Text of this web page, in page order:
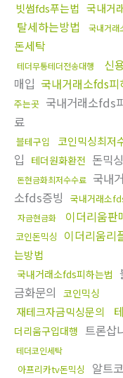
빗썸fds푸는법 국내거
탈세하는방법 국내거래
돈세탁
테더무통테더전송대행 신
매입 국내거래소fds피
주는곳 국내거래소fds
료
블테구입 코인믹싱최저
입 테더원화환전 돈믹
돈현금화최저수수료 국내
소fds증빙
국내거래소
자금현금화 이더리움판
코인돈믹싱 이더리움리
는방법
국내거래소fds피하는법
금화문의 코인믹싱
재테크자금믹싱문의
더리움구입대행 트론삽
테더코인세탁
아프리카tv돈믹싱 알트